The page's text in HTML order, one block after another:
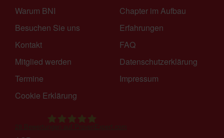
Warum BNI
Besuchen Sie uns
Kontakt
Mitglied werden
Termine
Cookie Erklärung
Chapter im Aufbau
Erfahrungen
FAQ
Datenschutzerklärung
Impressum